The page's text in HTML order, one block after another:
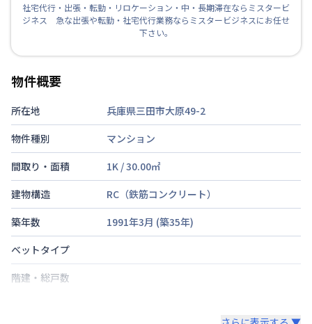
社宅代行・出張・転勤・リロケーション・中・長期滞在ならミスタービ
ジネス 急な出張や転勤・社宅代行業務ならミスタービジネスにお任せ
下さい。
物件概要
所在地
兵庫県三田市大原49-2
物件種別
マンション
間取り・面積
1K /30.00㎡
建物構造
RC（鉄筋コンクリート）
築年数
1991年3月 (築35年)
ベットタイプ
階建・総戸数